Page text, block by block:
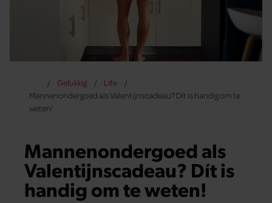
Gelukkig
Life
Mannenondergoed als Valentijnscadeau? Dít is handig om te
weten!
Mannenondergoed als
Valentijnscadeau? Dít is
handig om te weten!